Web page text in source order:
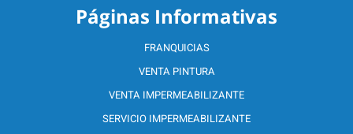
Páginas Informativas
FRANQUICIAS
VENTA PINTURA
VENTA IMPERMEABILIZANTE
SERVICIO IMPERMEABILIZANTE